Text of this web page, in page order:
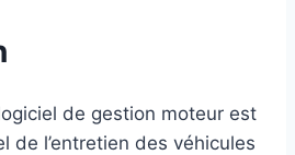
de gestion moteur est
de l’entretien des véhicules